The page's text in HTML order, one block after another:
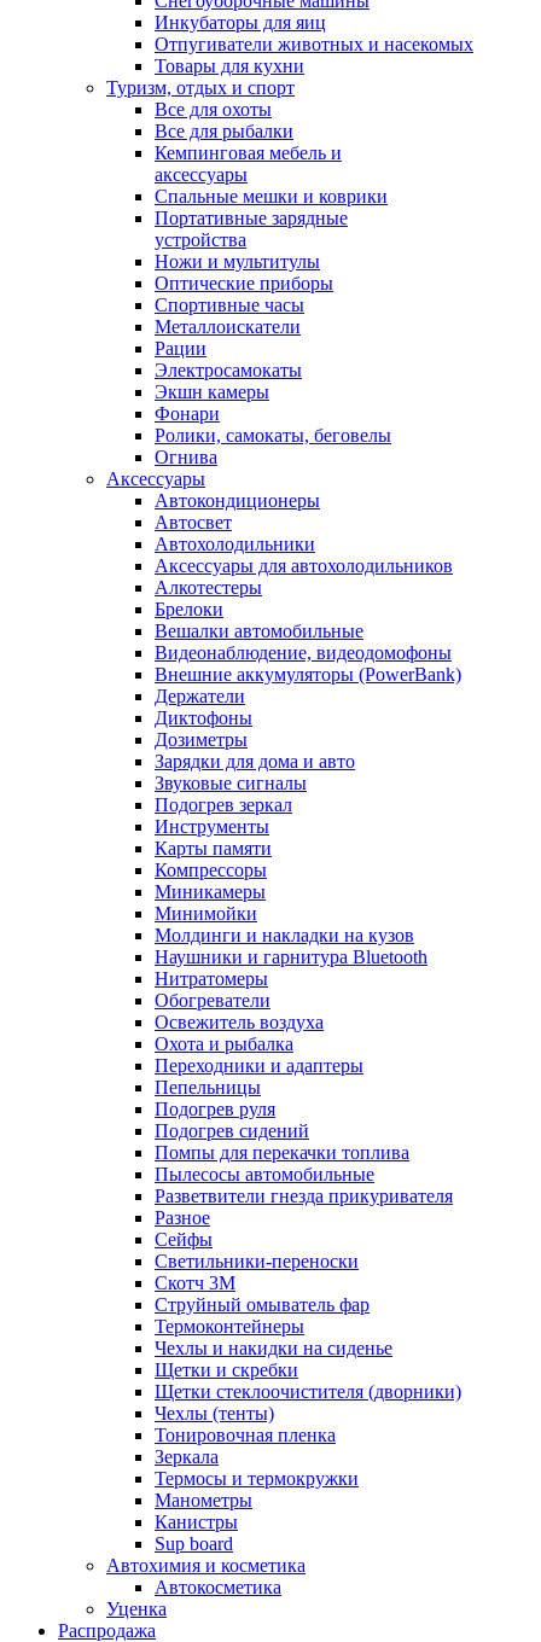
Инкубаторы для яиц
Отпугиватели животных и насекомых
Товары для кухни
Туризм, отдых и спорт
Все для охоты
Все для рыбалки
Кемпинговая мебель и
аксессуары
Спальные мешки и коврики
Портативные зарядные
устройства
Ножи и мультитулы
Оптические приборы
Спортивные часы
Металлоискатели
Рации
Электросамокаты
Экшн камеры
Фонари
Ролики, самокаты, беговелы
Огнива
Аксессуары
Автокондиционеры
Aвтосвет
Автохолодильники
Аксессуары для автохолодильников
Алкотестеры
Брелоки
Вешалки автомобильные
Видеонаблюдение, видеодомофоны
Внешние аккумуляторы (PowerBank)
Держатели
Диктофоны
Дозиметры
Зарядки для дома и авто
Звуковые сигналы
Подогрев зеркал
Инструменты
Карты памяти
Компрессоры
Миникамеры
Минимойки
Молдинги и накладки на кузов
Наушники и гарнитура Bluetooth
Нитратомеры
Обогреватели
Освежитель воздуха
Охота и рыбалка
Переходники и адаптеры
Пепельницы
Подогрев руля
Подогрев сидений
Помпы для перекачки топлива
Пылесосы автомобильные
Разветвители гнезда прикуривателя
Разное
Сейфы
Светильники-переноски
Скотч 3М
Струйный омыватель фар
Термоконтейнеры
Чехлы и накидки на сиденье
Щетки и скребки
Щетки стеклоочистителя (дворники)
Чехлы (тенты)
Тонировочная пленка
Зеркалa
Термосы и термокружки
Манометры
Канистры
Sup board
Автохимия и косметика
Автокосметика
Уценка
Распродажа